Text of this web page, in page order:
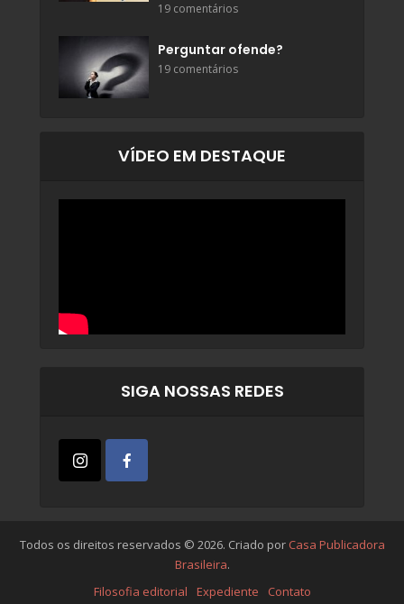
19 comentários
Perguntar ofende?
19 comentários
VÍDEO EM DESTAQUE
SIGA NOSSAS REDES
Todos os direitos reservados © 2026. Criado por Casa Publicadora
Brasileira.
Filosofia editorial
Expediente Contato